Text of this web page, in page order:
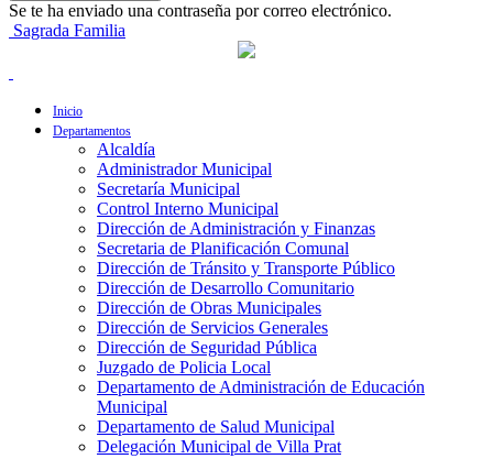
Se te ha enviado una contraseña por correo electrónico.
Sagrada Familia
Inicio
Departamentos
Alcaldía
Administrador Municipal
Secretaría Municipal
Control Interno Municipal
Dirección de Administración y Finanzas
Secretaria de Planificación Comunal
Dirección de Tránsito y Transporte Público
Dirección de Desarrollo Comunitario
Dirección de Obras Municipales
Dirección de Servicios Generales
Dirección de Seguridad Pública
Juzgado de Policia Local
Departamento de Administración de Educación
Municipal
Departamento de Salud Municipal
Delegación Municipal de Villa Prat